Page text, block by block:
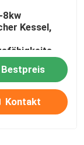
8kw
Kessel,
hing Kessel
Bestpreis
Kontakt